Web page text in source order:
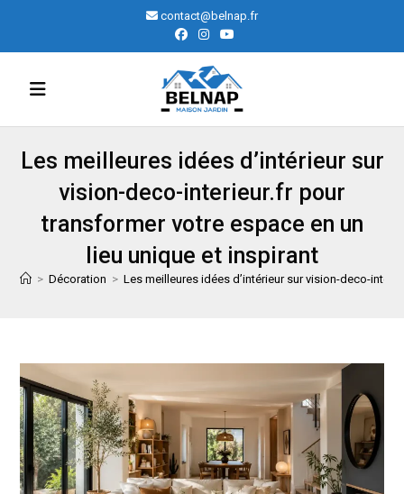
content
contact@belnap.fr
Les meilleures idées d’intérieur sur
vision-deco-interieur.fr pour
transformer votre espace en un
lieu unique et inspirant
> Décoration > Les meilleures idées d’intérieur sur vision-deco-